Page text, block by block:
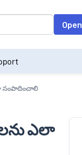
సంపాదించాలి
ఎలా